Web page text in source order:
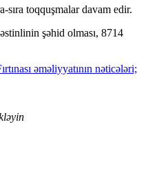
toqquşmalar davam edir.
şəhid olması, 8714
əməliyyatının nəticələri;